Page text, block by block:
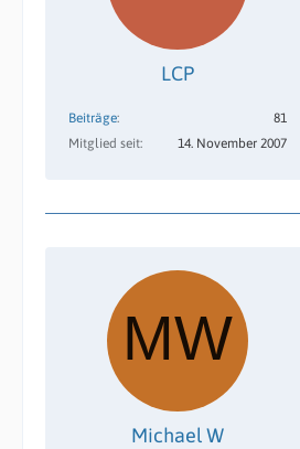
LCP
Beiträge
81
Mitglied seit
14. November 2007
Michael W